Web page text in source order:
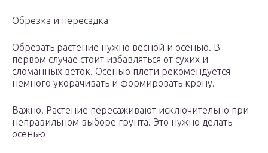
Обрезка и пересадка
Обрезать растение нужно весной и осенью. В
первом случае стоит избавляться от сухих и
сломанных веток. Осенью плети рекомендуется
немного укорачивать и формировать крону.
Важно! Растение пересаживают исключительно при
неправильном выборе грунта. Это нужно делать
осенью